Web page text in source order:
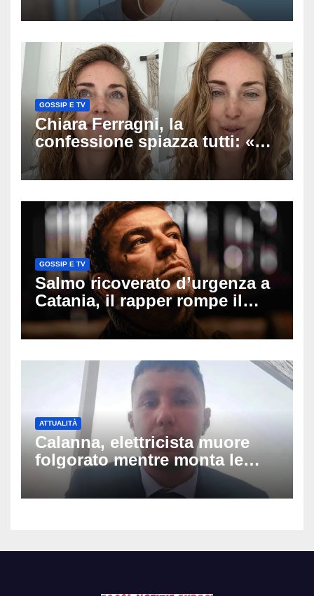
racconto sul difficile percorso
GOSSIP E TV
Chiara Ferragni, la
confessione spiazza tutti: «Un
mio ex voleva che mi rifacessi
il seno». Poi svela i ritocchi di
GOSSIP E TV
Salmo ricoverato d’urgenza a
Catania, il rapper rompe il
silenzio dopo la notte in
ospedale: come sta e cosa
ATTUALITÀ
Calanna, elettricista muore
folgorato mentre monta le
luminarie della festa: chi era
Fabio Calabrò e cosa è